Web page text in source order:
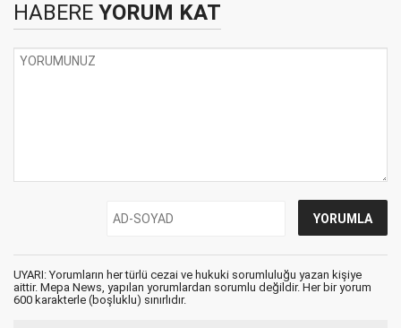
HABERE YORUM KAT
UYARI: Yorumların her türlü cezai ve hukuki sorumluluğu yazan kişiye
aittir. Mepa News, yapılan yorumlardan sorumlu değildir. Her bir yorum
600 karakterle (boşluklu) sınırlıdır.